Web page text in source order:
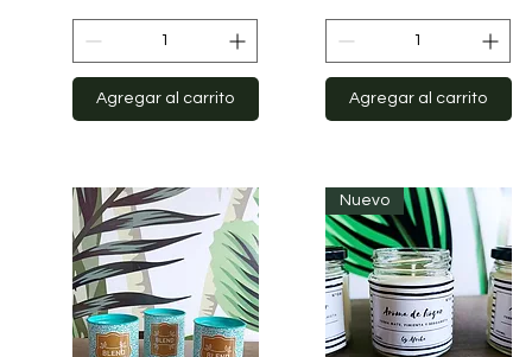
Agregar al carrito Agregar al carrito
Nuevo